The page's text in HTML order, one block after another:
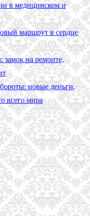
в медицинском и
маршрут в сердце
замок на ремонте,
новые деньги,
всего мира